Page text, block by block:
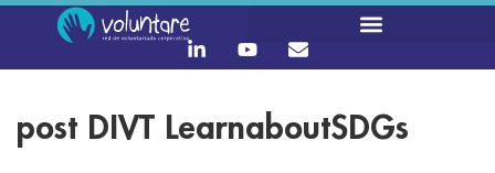
post DIVT LearnaboutSDGs